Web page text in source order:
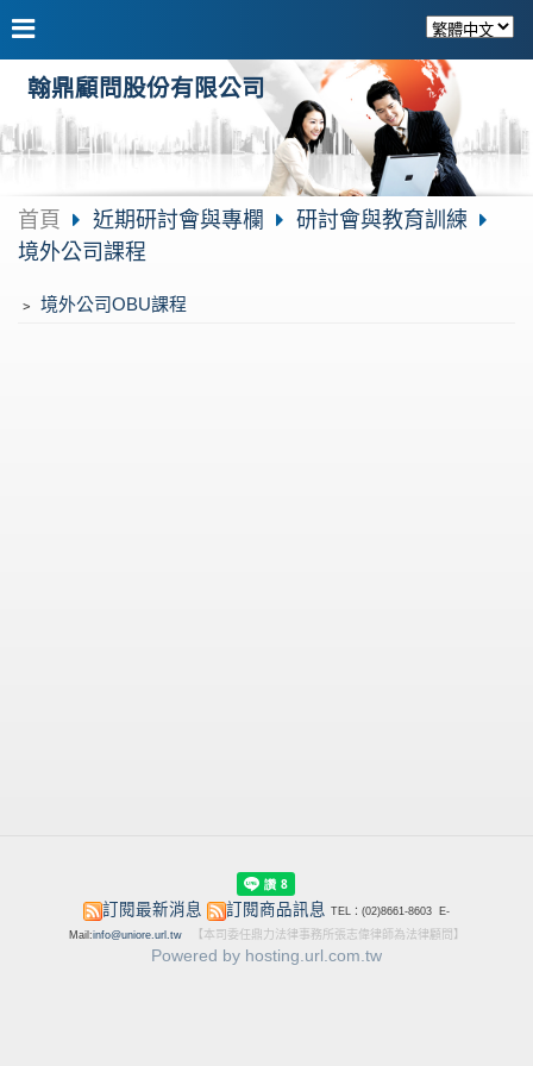
翰鼎顧問股份有限公司
首頁 近期研討會與專欄
研討會與教育訓練
境外公司課程
﹥ 境外公司OBU課程
訂閱最新消息 訂閱商品訊息 TEL：(02)8661-8603 E-
Mail:info@uniore.url.tw 【本司委任鼎力法律事務所張志偉律師為法律顧問】
Powered by hosting.url.com.tw